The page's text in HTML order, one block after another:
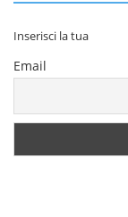
Inserisci la tua
Email